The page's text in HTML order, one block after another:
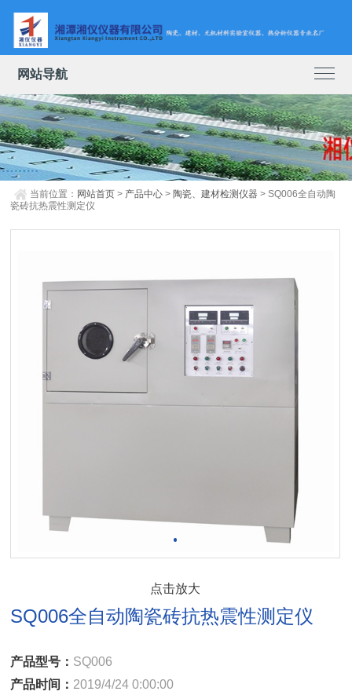
网站导航
当前位置： 网站首页 > 产品中心 > 陶瓷、建材检测仪器 > SQ006全自动陶
瓷砖抗热震性测定仪
点击放大
SQ006全自动陶瓷砖抗热震性测定仪
产品型号： SQ006
产品时间： 2019/4/24 0:00:00